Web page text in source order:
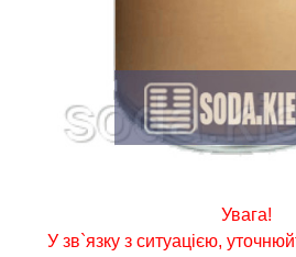
Увага!
У зв`язку з ситуацією,